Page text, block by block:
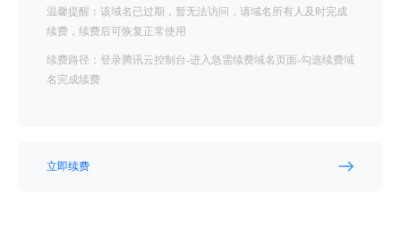
温馨提醒：该域名已过期，暂无法访问，请域名所有人及时完成
续费，续费后可恢复正常使用
续费路径：登录腾讯云控制台-进入急需续费域名页面-勾选续费域
名完成续费
立即续费